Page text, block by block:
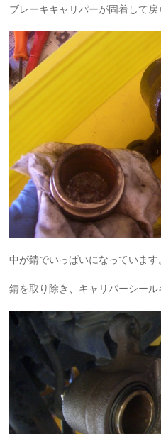
ブレーキキャリパーが固着して戻
中が錆でいっぱいになっています
錆を取り除き、キャリパーシール